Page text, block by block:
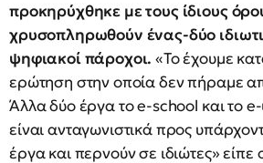
προκηρύχθηκε με τους ίδιους
χρυσοπληρωθούν ένας-δύο
ψηφιακοί πάροχοι. «Το έχουμε
ερώτηση στην οποία δεν πήραμε
Άλλα δύο έργα το e-school και το
είναι ανταγωνιστικά προς
έργα και περνούν σε ιδιώτες» είπε